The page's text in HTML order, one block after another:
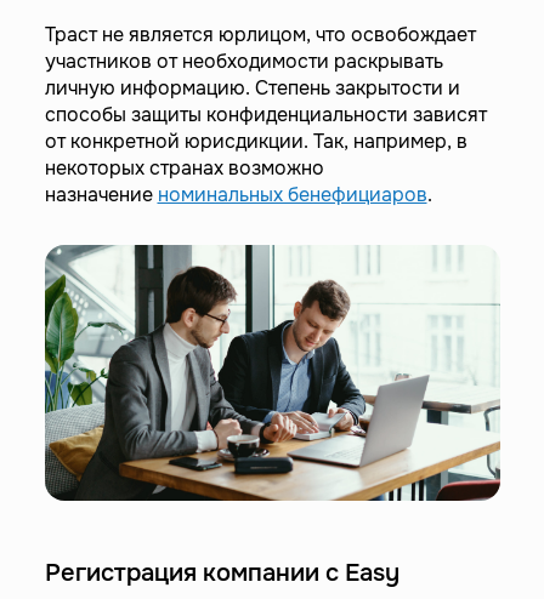
Траст не является юрлицом, что освобождает
участников от необходимости раскрывать
личную информацию. Степень закрытости и
способы защиты конфиденциальности зависят
от конкретной юрисдикции. Так, например, в
некоторых странах возможно
назначение номинальных бенефициаров.
Регистрация компании с Easy